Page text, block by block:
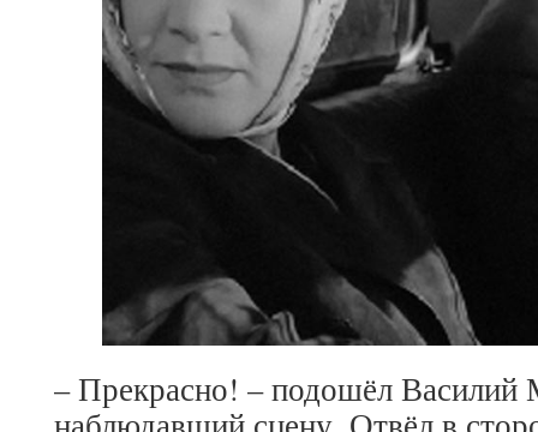
– Прекрасно! – подошёл Василий